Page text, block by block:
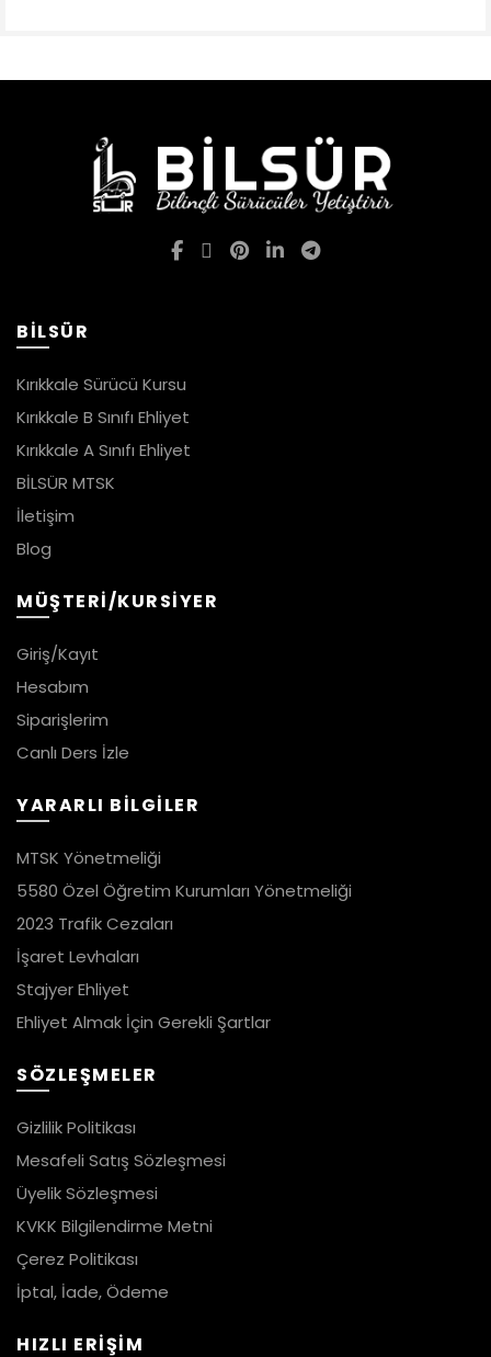
BİLSÜR
Kırıkkale Sürücü Kursu
Kırıkkale B Sınıfı Ehliyet
Kırıkkale A Sınıfı Ehliyet
BİLSÜR MTSK
İletişim
Blog
MÜŞTERİ/KURSİYER
Giriş/Kayıt
Hesabım
Siparişlerim
Canlı Ders İzle
YARARLI BİLGİLER
MTSK Yönetmeliği
5580 Özel Öğretim Kurumları Yönetmeliği
2023 Trafik Cezaları
İşaret Levhaları
Stajyer Ehliyet
Ehliyet Almak İçin Gerekli Şartlar
SÖZLEŞMELER
Gizlilik Politikası
Mesafeli Satış Sözleşmesi
Üyelik Sözleşmesi
KVKK Bilgilendirme Metni
Çerez Politikası
İptal, İade, Ödeme
HIZLI ERİŞİM